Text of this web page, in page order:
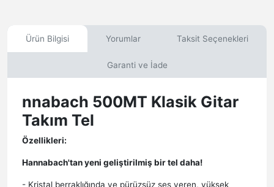
Ürün Bilgisi Yorumlar Taksit Seçenekleri
Garanti ve İade
nnabach 500MT Klasik Gitar
Takım Tel
Özellikleri:
Hannabach'tan yeni geliştirilmiş bir tel daha!
- Kristal berraklığında ve pürüzsüz ses veren, yüksek